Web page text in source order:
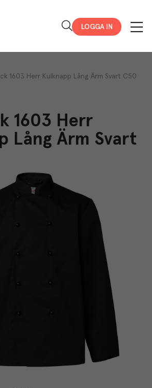
LOGGA IN
1603 Herr Kulknapp Lång Ärm Svart C50
1603 Herr
Lång Ärm Svart